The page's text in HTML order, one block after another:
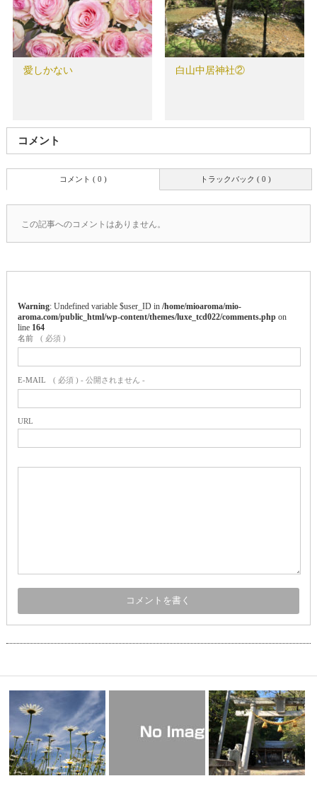
愛しかない 白山中居神社②
コメント
トラックバック ( 0 )
コメント ( 0 )
この記事へのコメントはありません。
Warning : Undefined variable $user_ID in /home/mioaroma/mio-
aroma.com/public_html/wp-content/themes/luxe_tcd022/comments.phpon
line 164
名前 ( 必須 )
E-MAIL ( 必須 ) - 公開されません -
URL